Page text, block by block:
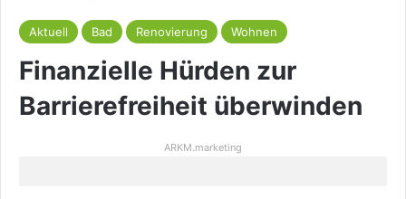
Aktuell Bad Renovierung Wohnen
Finanzielle Hürden zur
Barrierefreiheit überwinden
ARKM.marketing